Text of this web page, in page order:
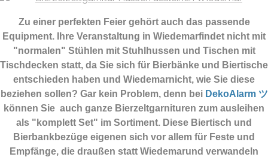
Zu einer perfekten Feier gehört auch das passende
Equipment.
Ihre Veranstaltung in Wiedemarfindet nicht mit
"normalen" Stühlen mit Stuhlhussen und Tischen mit
Tischdecken statt, da Sie sich für Bierbänke und Biertische
entschieden haben und Wiedemarnicht, wie Sie diese
beziehen sollen? Gar kein Problem, denn bei DekoAlarm ツ
können Sie auch ganze Bierzeltgarnituren zum ausleihen
als "komplett Set" im Sortiment. Diese Biertisch und
Bierbankbezüge eigenen sich vor allem für Feste und
Empfänge, die draußen statt Wiedemarund verwandeln